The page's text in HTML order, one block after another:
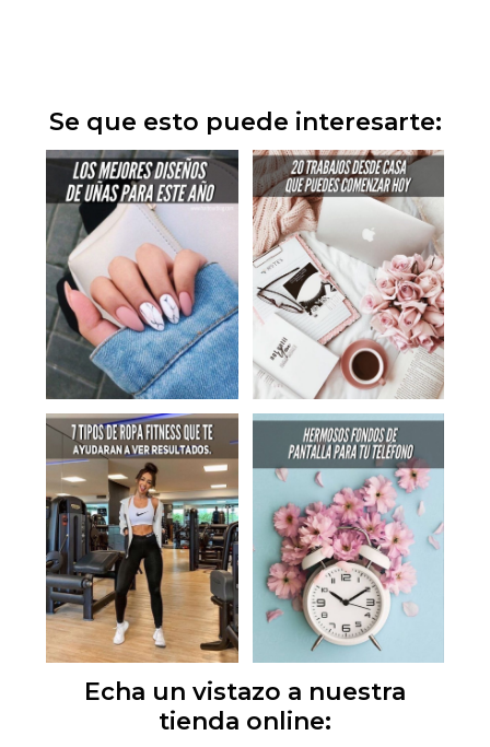
Se que esto puede interesarte:
Echa un vistazo a nuestra
tienda online: